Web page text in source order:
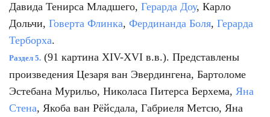
Давида Тенирса Младшего, Герарда Доу, Карло
Дольчи, Говерта Флинка, Фердинанда Боля, Герарда
Терборха.
Раздел 5. (91 картина XIV-XVI в.в.). Представлены
произведения Цезаря ван Эвердингена, Бартоломе
Эстебана Мурильо, Николаса Питерса Берхема, Яна
Стена, Якоба ван Рёйсдала, Габриеля Метсю, Яна